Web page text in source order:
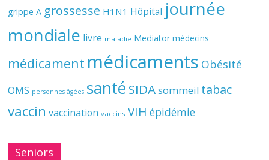
grippe A grossesse H1N1 Hôpital journée
mondiale livre maladie Mediator médecins
médicament médicaments Obésité
OMS personnes âgées santé SIDAsommeil tabac
vaccin vaccination vaccins VIH épidémie
Seniors